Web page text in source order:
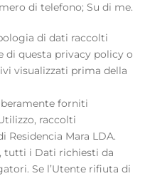
di telefono; Su di me.
di dati raccolti
di questa privacy policy o
visualizzati prima della
forniti
raccolti
Mara LDA.
tutti i Dati richiesti da
Se l’Utente rifiuta di